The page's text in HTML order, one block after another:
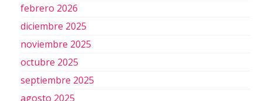
febrero 2026
diciembre 2025
noviembre 2025
octubre 2025
septiembre 2025
agosto 2025